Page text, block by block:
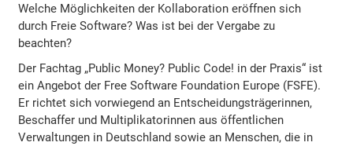
Welche Möglichkeiten der Kollaboration eröffnen sich
durch Freie Software? Was ist bei der Vergabe zu
beachten?
Der Fachtag „Public Money? Public Code! in der Praxis“ ist
ein Angebot der Free Software Foundation Europe (FSFE).
Er richtet sich vorwiegend an Entscheidungsträgerinnen,
Beschaffer und Multiplikatorinnen aus öffentlichen
Verwaltungen in Deutschland sowie an Menschen, die in